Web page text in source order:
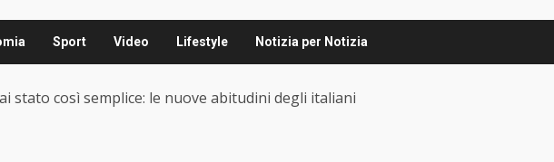
Sport Video Lifestyle Notizia per Notizia
stato così semplice: le nuove abitudini degli italiani